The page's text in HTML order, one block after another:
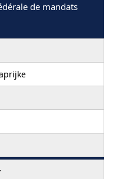
de mandats